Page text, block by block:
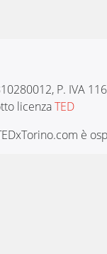
P. IVA
licenzaTED
è